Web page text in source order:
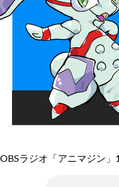
OBSラジオ「アニマジン